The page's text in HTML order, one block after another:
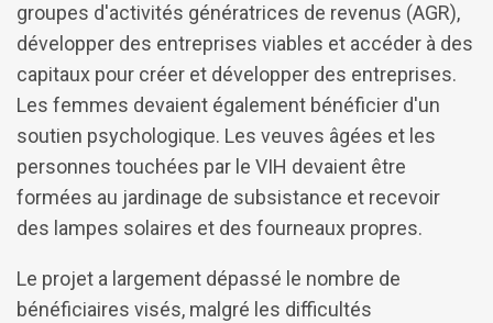
groupes d'activités génératrices de revenus (AGR),
développer des entreprises viables et accéder à des
capitaux pour créer et développer des entreprises.
Les femmes devaient également bénéficier d'un
soutien psychologique. Les veuves âgées et les
personnes touchées par le VIH devaient être
formées au jardinage de subsistance et recevoir
des lampes solaires et des fourneaux propres.
Le projet a largement dépassé le nombre de
bénéficiaires visés, malgré les difficultés